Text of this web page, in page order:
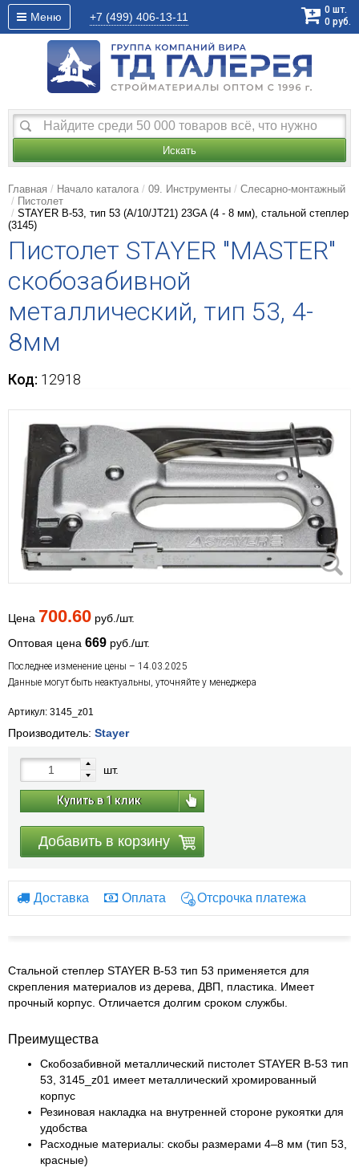
Меню +7 (499) 406-13-11
0 шт.
0 руб.
Искать
Главная Начало каталога 09. Инструменты
Слесарно-монтажный
Пистолет
STAYER B-53, тип 53 (A/10/JT21) 23GA (4 - 8 мм), стальной степлер
(3145)
Пистолет STAYER "MASTER"
скобозабивной
металлический, тип 53, 4-
8мм
Код: 12918
Цена 700.60 руб./шт.
Оптовая цена 669 руб./шт.
Последнее изменение цены – 14.03.2025
Данные могут быть неактуальны, уточняйте у менеджера
Артикул: 3145_z01
Производитель: Stayer
шт.
Купить в 1 клик
Добавить в корзину
Доставка Оплата Отсрочка платежа
Стальной степлер STAYER B-53 тип 53 применяется для
скрепления материалов из дерева, ДВП, пластика. Имеет
прочный корпус. Отличается долгим сроком службы.
Преимущества
Скобозабивной металлический пистолет STAYER B-53 тип
53, 3145_z01 имеет металлический хромированный
корпус
Резиновая накладка на внутренней стороне рукоятки для
удобства
Расходные материалы: скобы размерами 4–8 мм (тип 53,
красные)